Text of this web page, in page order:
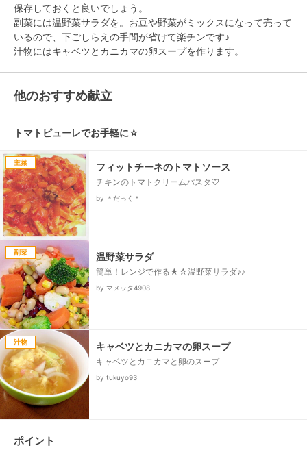
保存しておくと良いでしょう。
副菜には温野菜サラダを。お豆や野菜がミックスになって売って
いるので、下ごしらえの手間が省けて楽チンです♪
汁物にはキャベツとカニカマの卵スープを作ります。
他のおすすめ献立
トマトピューレでお手軽に☆
主菜 フィットチーネのトマトソース
チキンのトマトクリームパスタ♡
by ＊だっく＊
副菜 温野菜サラダ
簡単！レンジで作る★☆温野菜サラダ♪♪
by マメッタ4908
汁物 キャベツとカニカマの卵スープ
キャベツとカニカマと卵のスープ
by tukuyo93
ポイント